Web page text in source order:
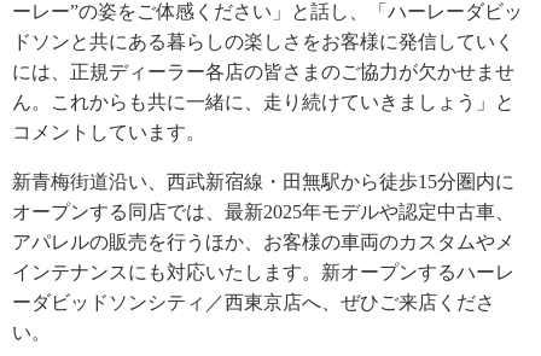
ーレー”の姿をご体感ください」と話し、「ハーレーダビッ
ドソンと共にある暮らしの楽しさをお客様に発信していく
には、正規ディーラー各店の皆さまのご協力が欠かせませ
ん。これからも共に一緒に、走り続けていきましょう」と
コメントしています。
新青梅街道沿い、西武新宿線・田無駅から徒歩15分圏内に
オープンする同店では、最新2025年モデルや認定中古車、
アパレルの販売を行うほか、お客様の車両のカスタムやメ
インテナンスにも対応いたします。新オープンするハーレ
ーダビッドソンシティ／西東京店へ、ぜひご来店くださ
い。